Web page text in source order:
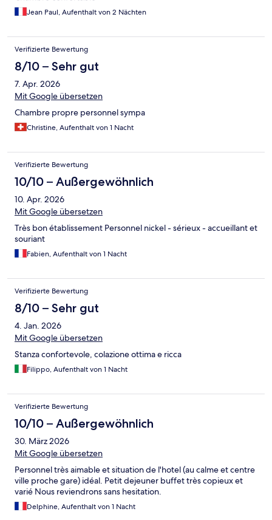
Jean Paul, Aufenthalt von 2 Nächten
Verifizierte Bewertung
8/10 – Sehr gut
7. Apr. 2026
Mit Google übersetzen
Chambre propre personnel sympa
Christine, Aufenthalt von 1 Nacht
Verifizierte Bewertung
10/10 – Außergewöhnlich
10. Apr. 2026
Mit Google übersetzen
Très bon établissement Personnel nickel - sérieux - accueillant et
souriant
Fabien, Aufenthalt von 1 Nacht
Verifizierte Bewertung
8/10 – Sehr gut
4. Jan. 2026
Mit Google übersetzen
Stanza confortevole, colazione ottima e ricca
Filippo, Aufenthalt von 1 Nacht
Verifizierte Bewertung
10/10 – Außergewöhnlich
30. März 2026
Mit Google übersetzen
Personnel très aimable et situation de l'hotel (au calme et centre
ville proche gare) idéal. Petit dejeuner buffet très copieux et
varié Nous reviendrons sans hesitation.
Delphine, Aufenthalt von 1 Nacht